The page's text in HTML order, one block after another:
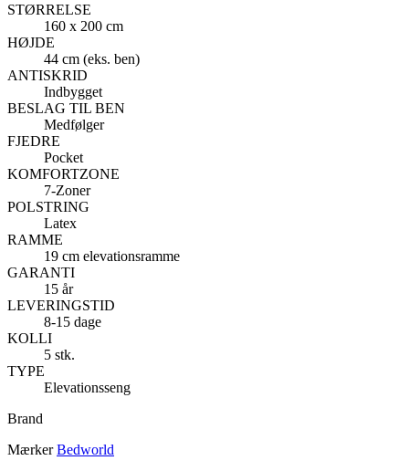
STØRRELSE
160 x 200 cm
HØJDE
44 cm (eks. ben)
ANTISKRID
Indbygget
BESLAG TIL BEN
Medfølger
FJEDRE
Pocket
KOMFORTZONE
7-Zoner
POLSTRING
Latex
RAMME
19 cm elevationsramme
GARANTI
15 år
LEVERINGSTID
8-15 dage
KOLLI
5 stk.
TYPE
Elevationsseng
Brand
Mærker Bedworld